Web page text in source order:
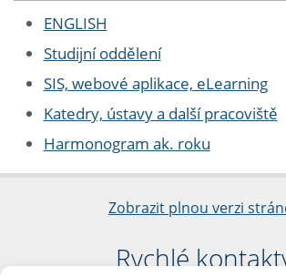
ENGLISH
Studijní oddělení
SIS, webové aplikace, eLearning
Katedry, ústavy a další pracoviště
Harmonogram ak. roku
Zobrazit plnou verzi
Rychlé